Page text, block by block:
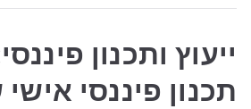
ייעוץ ותכנון
תכנון פיננסי